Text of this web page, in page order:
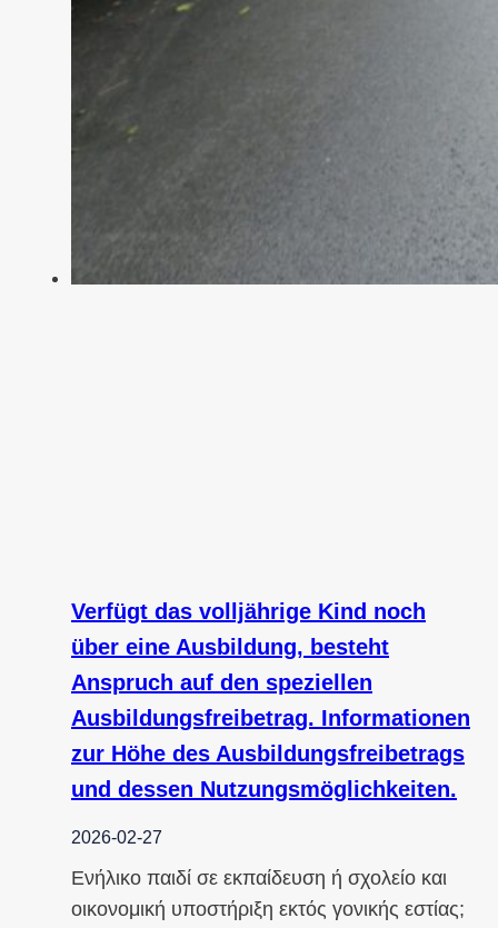
Verfügt das volljährige Kind noch
über eine Ausbildung, besteht
Anspruch auf den speziellen
Ausbildungsfreibetrag. Informationen
zur Höhe des Ausbildungsfreibetrags
und dessen Nutzungsmöglichkeiten.
2026-02-27
Ενήλικο παιδί σε εκπαίδευση ή σχολείο και
οικονομική υποστήριξη εκτός γονικής εστίας;